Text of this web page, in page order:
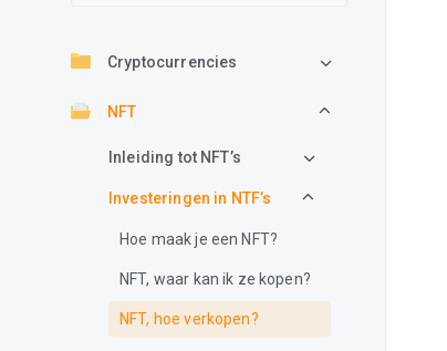
Cryptocurrencies
NFT
Inleiding tot NFT’s
Investeringen in NTF’s
Hoe maak je een NFT?
NFT, waar kan ik ze kopen?
NFT, hoe verkopen?